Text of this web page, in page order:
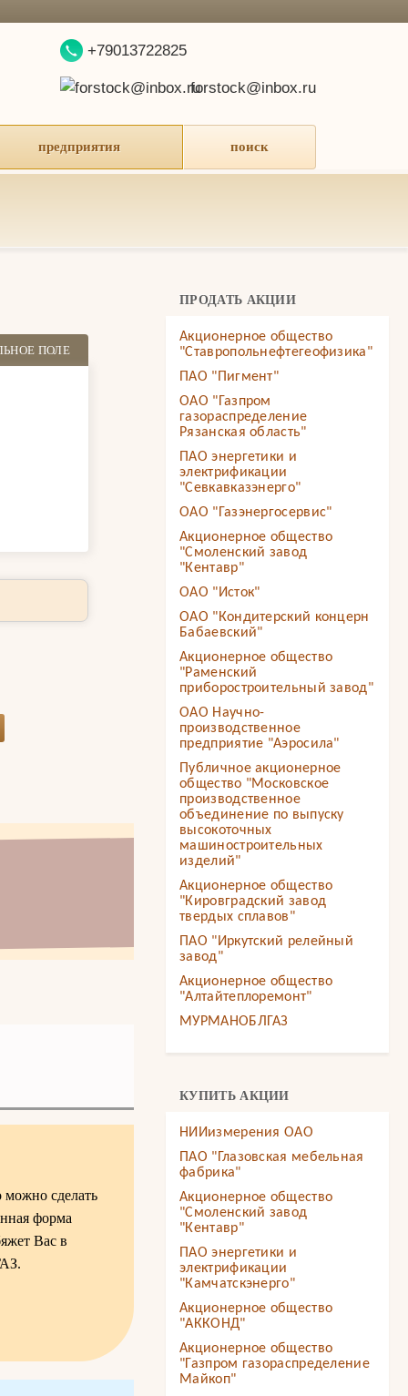
+79013722825
forstock@inbox.ru
предприятия поиск
ПОЛЕ
сделать
форма
Вас в
ПРОДАТЬ АКЦИИ
Акционерное общество
"Ставропольнефтегеофизика"
ПАО "Пигмент"
ОАО "Газпром
газораспределение
Рязанская область"
ПАО энергетики и
электрификации
"Севкавказэнерго"
ОАО "Газэнергосервис"
Акционерное общество
"Смоленский завод
"Кентавр"
ОАО "Исток"
ОАО "Кондитерский концерн
Бабаевский"
Акционерное общество
"Раменский
приборостроительный завод"
ОАО Научно-
производственное
предприятие "Аэросила"
Публичное акционерное
общество "Московское
производственное
объединение по выпуску
высокоточных
машиностроительных
изделий"
Акционерное общество
"Кировградский завод
твердых сплавов"
ПАО "Иркутский релейный
завод"
Акционерное общество
"Алтайтеплоремонт"
МУРМАНОБЛГАЗ
КУПИТЬ АКЦИИ
НИИизмерения ОАО
ПАО "Глазовская мебельная
фабрика"
Акционерное общество
"Смоленский завод
"Кентавр"
ПАО энергетики и
электрификации
"Камчатскэнерго"
Акционерное общество
"АККОНД"
Акционерное общество
"Газпром газораспределение
Майкоп"